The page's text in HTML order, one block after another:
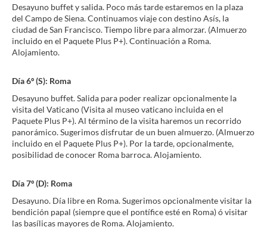
Desayuno buffet y salida. Poco más tarde estaremos en la plaza
del Campo de Siena. Continuamos viaje con destino Asís, la
ciudad de San Francisco. Tiempo libre para almorzar. (Almuerzo
incluido en el Paquete Plus P+). Continuación a Roma.
Alojamiento.
Día 6º (S): Roma
Desayuno buffet. Salida para poder realizar opcionalmente la
visita del Vaticano (Visita al museo vaticano incluida en el
Paquete Plus P+). Al término de la visita haremos un recorrido
panorámico. Sugerimos disfrutar de un buen almuerzo. (Almuerzo
incluido en el Paquete Plus P+). Por la tarde, opcionalmente,
posibilidad de conocer Roma barroca. Alojamiento.
Día 7º (D): Roma
Desayuno. Día libre en Roma. Sugerimos opcionalmente visitar la
bendición papal (siempre que el pontífice esté en Roma) ó visitar
las basílicas mayores de Roma. Alojamiento.